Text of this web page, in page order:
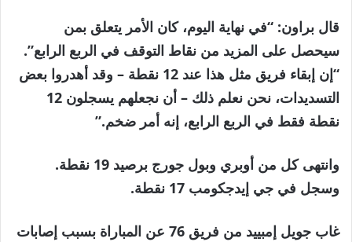
قال براون: “في نهاية اليوم، كان الأمر يتعلق بمن
سيحصل على المزيد من نقاط التوقف في الربع الرابع”.
“إن إبقاء فريق مثل هذا عند 12 نقطة – وقد أهدروا بعض
التسديدات، نحن نعلم ذلك – أن نجعلهم يسجلون 12
نقطة فقط في الربع الرابع، إنه أمر ضخم.”
وانتهى كل من أوبري وبول جورج برصيد 19 نقطة.
وسجل في جي إيدجكومب 17 نقطة.
غاب جويل إمبييد من فريق 76 عن المباراة بسبب إصابات